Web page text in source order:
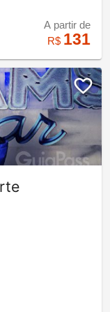
A partir de
R$ 131